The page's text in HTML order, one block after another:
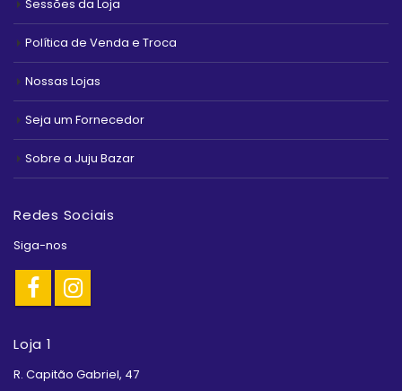
Sessões da Loja
Política de Venda e Troca
Nossas Lojas
Seja um Fornecedor
Sobre a Juju Bazar
Redes Sociais
Siga-nos
Loja 1
R. Capitão Gabriel, 47